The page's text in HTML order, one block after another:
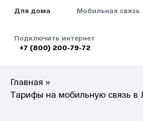
Для дома Мобильная связь
Подключить интернет
+7 (800) 200-79-72
Главная »
Тарифы на мобильную связь в